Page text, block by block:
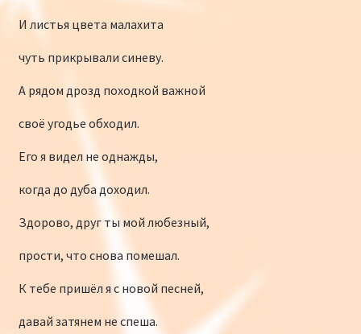
И листья цвета малахита
чуть прикрывали синеву.
А рядом дрозд походкой важной
своё угодье обходил.
Его я видел не однажды,
когда до дуба доходил.
Здорово, друг ты мой любезный,
прости, что снова помешал.
К тебе пришёл я с новой песней,
давай затянем не спеша.